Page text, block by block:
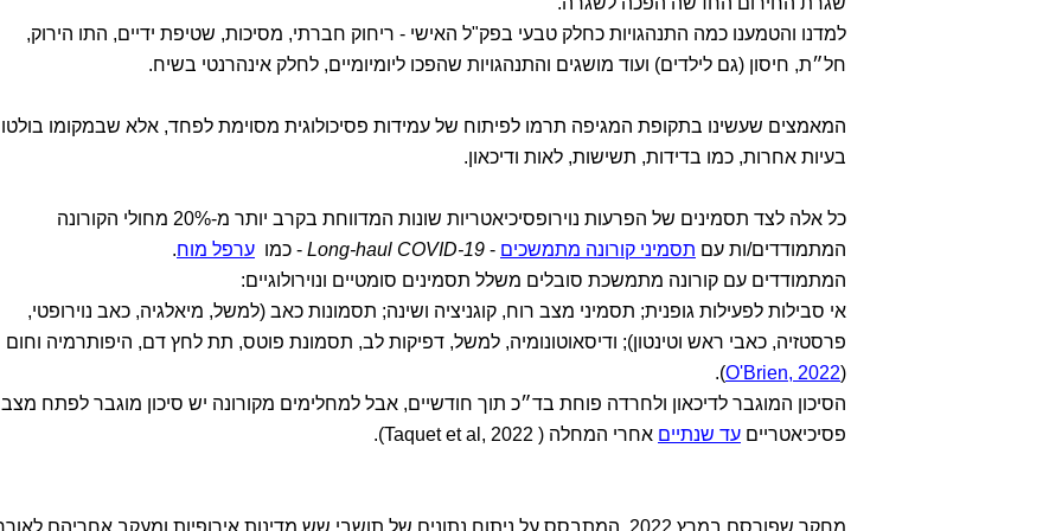
למדנו והטמענו כמה התנהגויות כחלק טבעי בפק"ל האישי - ריחוק חברתי, מסיכות, שטיפת ידיים, התו הירוק,
חל״ת, חיסון (גם לילדים) ועוד מושגים והתנהגויות שהפכו ליומיומיים, לחלק אינהרנטי בשיח.
המאמצים שעשינו בתקופת המגיפה תרמו לפיתוח של עמידות פסיכולוגית מסוימת לפחד, אלא שבמקומו
בעיות אחרות, כמו בדידות, תשישות, לאות ודיכאון.
כל אלה לצד תסמינים של הפרעות נוירופסיכיאטריות שונות המדווחת בקרב יותר מ-20% מחולי הקורונה
המתמודדים/ות עם תסמיני קורונה מתמשכים -
Long-haul COVID-19 - כמו ערפל מוח.
המתמודדים עם קורונה מתמשכת סובלים משלל תסמינים סומטיים ונוירולוגיים:
אי סבילות לפעילות גופנית; תסמיני מצב רוח, קוגניציה ושינה; תסמונות כאב (למשל, מיאלגיה, כאב נוירופטי,
פרסטזיה, כאבי ראש וטינטון); ודיסאוטונומיה, למשל, דפיקות לב, תסמונת פוטס, תת לחץ דם, היפותרמיה וחום
(
O'Brien, 2022
).
הסיכון המוגבר לדיכאון ולחרדה פוחת בד״כ תוך חודשיים, אבל למחלימים מקורונה יש סיכון מוגבר לפתח
פסיכיאטריים עד שנתיים אחרי המחלה ( Taquet et al, 2022).
מחקר שפורסם במרץ 2022, המתבסס על ניתוח נתונים של תושבי שש מדינות אירופיות ומעקב אחריהם